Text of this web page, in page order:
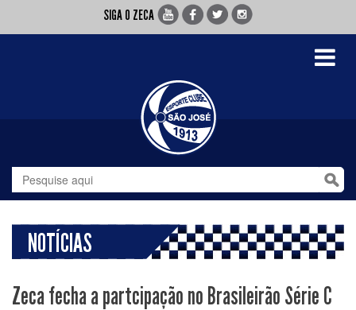
SIGA O ZECA
Toggle
NOTÍCIAS
Zeca fecha a partcipação no Brasileirão Série C